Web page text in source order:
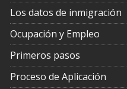
Los datos de inmigración
Ocupación y Empleo
Primeros pasos
Proceso de Aplicación